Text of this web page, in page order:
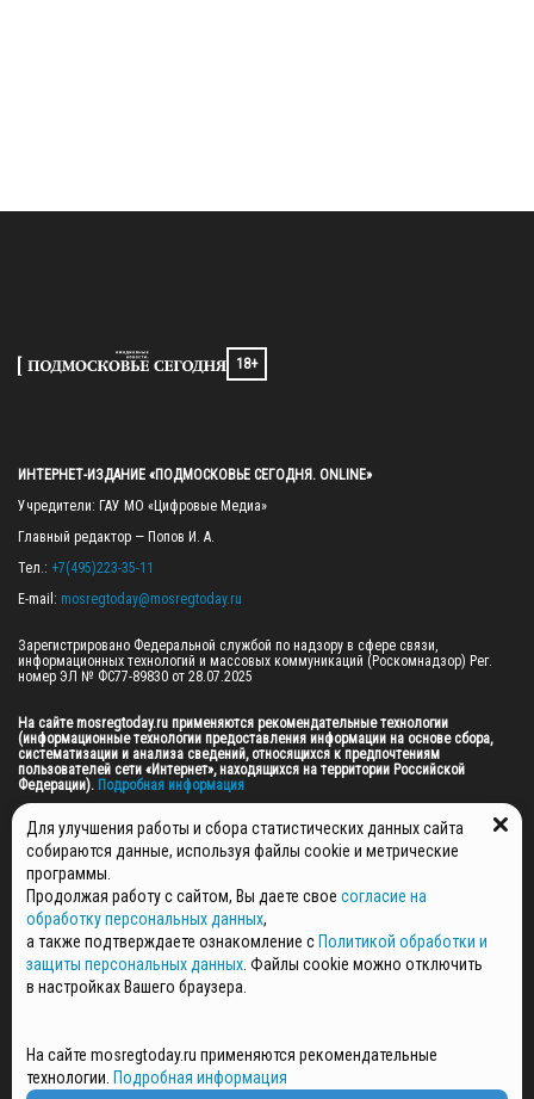
18+
ИНТЕРНЕТ-ИЗДАНИЕ «ПОДМОСКОВЬЕ СЕГОДНЯ. ONLINE»
Учредители: ГАУ МО «Цифровые Медиа»
Главный редактор — Попов И. А.
Тел.: +7(495)223-35-11
E-mail: mosregtoday@mosregtoday.ru
Зарегистрировано Федеральной службой по надзору в сфере связи,
информационных технологий и массовых коммуникаций (Роскомнадзор) Рег.
номер ЭЛ № ФС77-89830 от 28.07.2025
На сайте mosregtoday.ru применяются рекомендательные технологии
(информационные технологии предоставления информации на основе сбора,
систематизации и анализа сведений, относящихся к предпочтениям
пользователей сети «Интернет», находящихся на территории Российской
Федерации). Подробная информация
© 2026 ПРАВА НА ВСЕ МАТЕРИАЛЫ САЙТА ПРИНАДЛЕЖАТ ГАУ МО "ЦИФРОВЫЕ
МЕДИА" (ОГРН: 1255000059467).
ПОЛИТИКА ОБРАБОТКИ И ЗАЩИТЫ ПЕРСОНАЛЬНЫХ ДАННЫХ
НОВОСТИ
ГАЗЕТЫ
РЕКЛАМОДАТЕЛЯМ
СПЕЦПРОЕКТЫ
СТАТЬИ
Для улучшения работы и сбора статистических данных сайта
собираются данные, используя файлы cookie и метрические
программы.
Продолжая работу с сайтом, Вы даете свое согласие на
обработку персональных данных,
а также подтверждаете ознакомление с Политикой обработки и
защиты персональных данных . Файлы cookie можно отключить
в настройках Вашего браузера.
На сайте mosregtoday.ru применяются рекомендательные
технологии. Подробная информация